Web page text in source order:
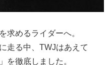
求めるライダーへ。
走る中、TWJはあえて
を徹底しました。